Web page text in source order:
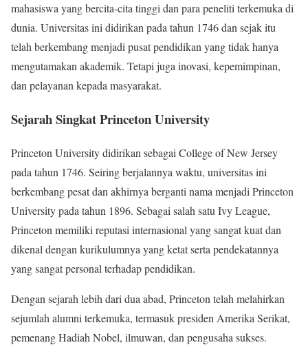
mahasiswa yang bercita-cita tinggi dan para peneliti terkemuka di
dunia. Universitas ini didirikan pada tahun 1746 dan sejak itu
telah berkembang menjadi pusat pendidikan yang tidak hanya
mengutamakan akademik. Tetapi juga inovasi, kepemimpinan,
dan pelayanan kepada masyarakat.
Sejarah Singkat Princeton University
Princeton University didirikan sebagai College of New Jersey
pada tahun 1746. Seiring berjalannya waktu, universitas ini
berkembang pesat dan akhirnya berganti nama menjadi Princeton
University pada tahun 1896. Sebagai salah satu Ivy League,
Princeton memiliki reputasi internasional yang sangat kuat dan
dikenal dengan kurikulumnya yang ketat serta pendekatannya
yang sangat personal terhadap pendidikan.
Dengan sejarah lebih dari dua abad, Princeton telah melahirkan
sejumlah alumni terkemuka, termasuk presiden Amerika Serikat,
pemenang Hadiah Nobel, ilmuwan, dan pengusaha sukses.